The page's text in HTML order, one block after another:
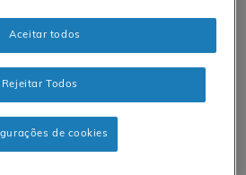
na textura, aparência e
colagénio pode ajudar a
melhorias nas rugas e na
revelou que as
um suplemento
de colagénio tipo II
e ácido
Rejeitar Todos
Aceitar todos
de cookies